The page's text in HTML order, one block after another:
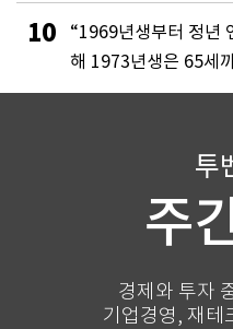
10
“1969년생부터 정년
해 1973년생은 65세
투
주
경제와 투자
기업경영, 재테